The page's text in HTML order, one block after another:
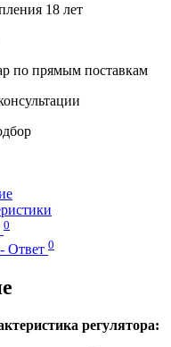
18 лет
по прямым поставкам
0
Ответ 0
регулятора: